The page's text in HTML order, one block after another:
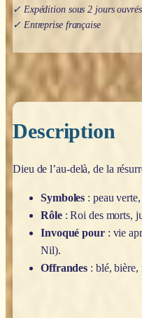
✓ Expédition sous 2 jours ouvrés
✓ Entreprise française
Description
Dieu de l’au-delà, de la
Symboles : peau
Rôle: Roi des morts,
Invoqué pour: vie
Nil).
Offrandes : blé, bière,